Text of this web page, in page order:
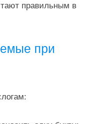
правильным в
при